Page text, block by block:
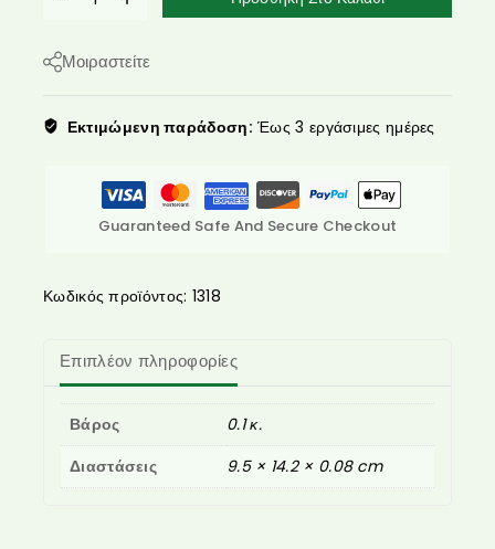
Μοιραστείτε
Εκτιμώμενη παράδοση: Έως 3 εργάσιμες ημέρες
Guaranteed Safe And Secure Checkout
Κωδικός προϊόντος: 1318
Επιπλέον πληροφορίες
Βάρος
0.1 κ.
Διαστάσεις
9.5 × 14.2 × 0.08 cm